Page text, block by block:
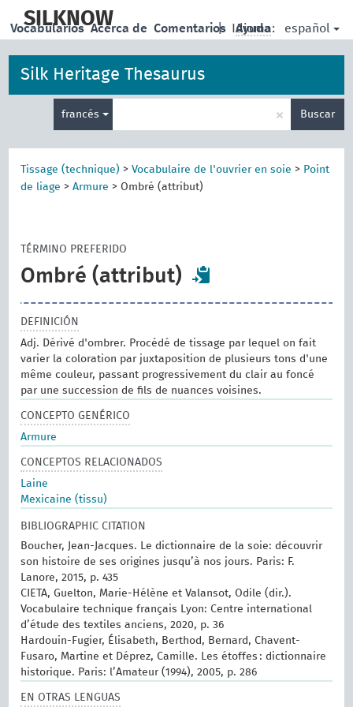
main
SILKNOW | Idioma: español
Vocabularios Acerca de Comentarios Ayuda
Silk Heritage Thesaurus
francés × Buscar
Tissage (technique) >Vocabulaire de l'ouvrier en soie > Point
de liage >Armure > Ombré (attribut)
TÉRMINO PREFERIDO
Ombré (attribut)
DEFINICIÓN
Adj. Dérivé d'ombrer. Procédé de tissage par lequel on fait
varier la coloration par juxtaposition de plusieurs tons d'une
même couleur, passant progressivement du clair au foncé
par une succession de fils de nuances voisines.
CONCEPTO GENÉRICO
Armure
CONCEPTOS RELACIONADOS
Laine
Mexicaine (tissu)
BIBLIOGRAPHIC CITATION
Boucher, Jean-Jacques. Le dictionnaire de la soie: découvrir
son histoire de ses origines jusqu’à nos jours. Paris: F.
Lanore, 2015, p. 435
CIETA, Guelton, Marie-Hélène et Valansot, Odile (dir.).
Vocabulaire technique français Lyon: Centre international
d’étude des textiles anciens, 2020, p. 36
Hardouin-Fugier, Élisabeth, Berthod, Bernard, Chavent-
Fusaro, Martine et Déprez, Camille. Les étoffes : dictionnaire
historique. Paris: l’Amateur (1994), 2005, p. 286
EN OTRAS LENGUAS